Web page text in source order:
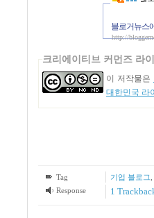
블로거뉴스
http://
크리에이티브 커먼즈 라
이 저작물은
대한민국 라
Tag 기업 블로그
Response
1